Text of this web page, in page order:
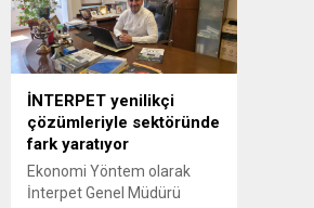
İNTERPET yenilikçi
çözümleriyle sektöründe
fark yaratıyor
Ekonomi Yöntem olarak
İnterpet Genel Müdürü